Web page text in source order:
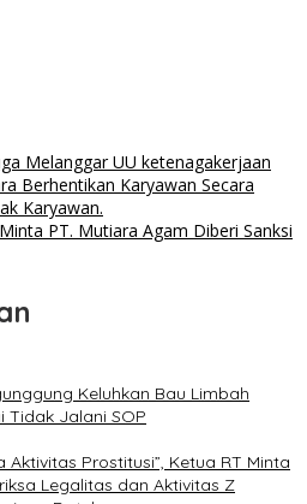
Melanggar UU ketenagakerjaan
Berhentikan Karyawan Secara
Karyawan.
PT. Mutiara Agam Diberi Sanksi
Keluhkan Bau Limbah
Tidak Jalani SOP
Aktivitas Prostitusi”, Ketua RT Minta
Legalitas dan Aktivitas Z